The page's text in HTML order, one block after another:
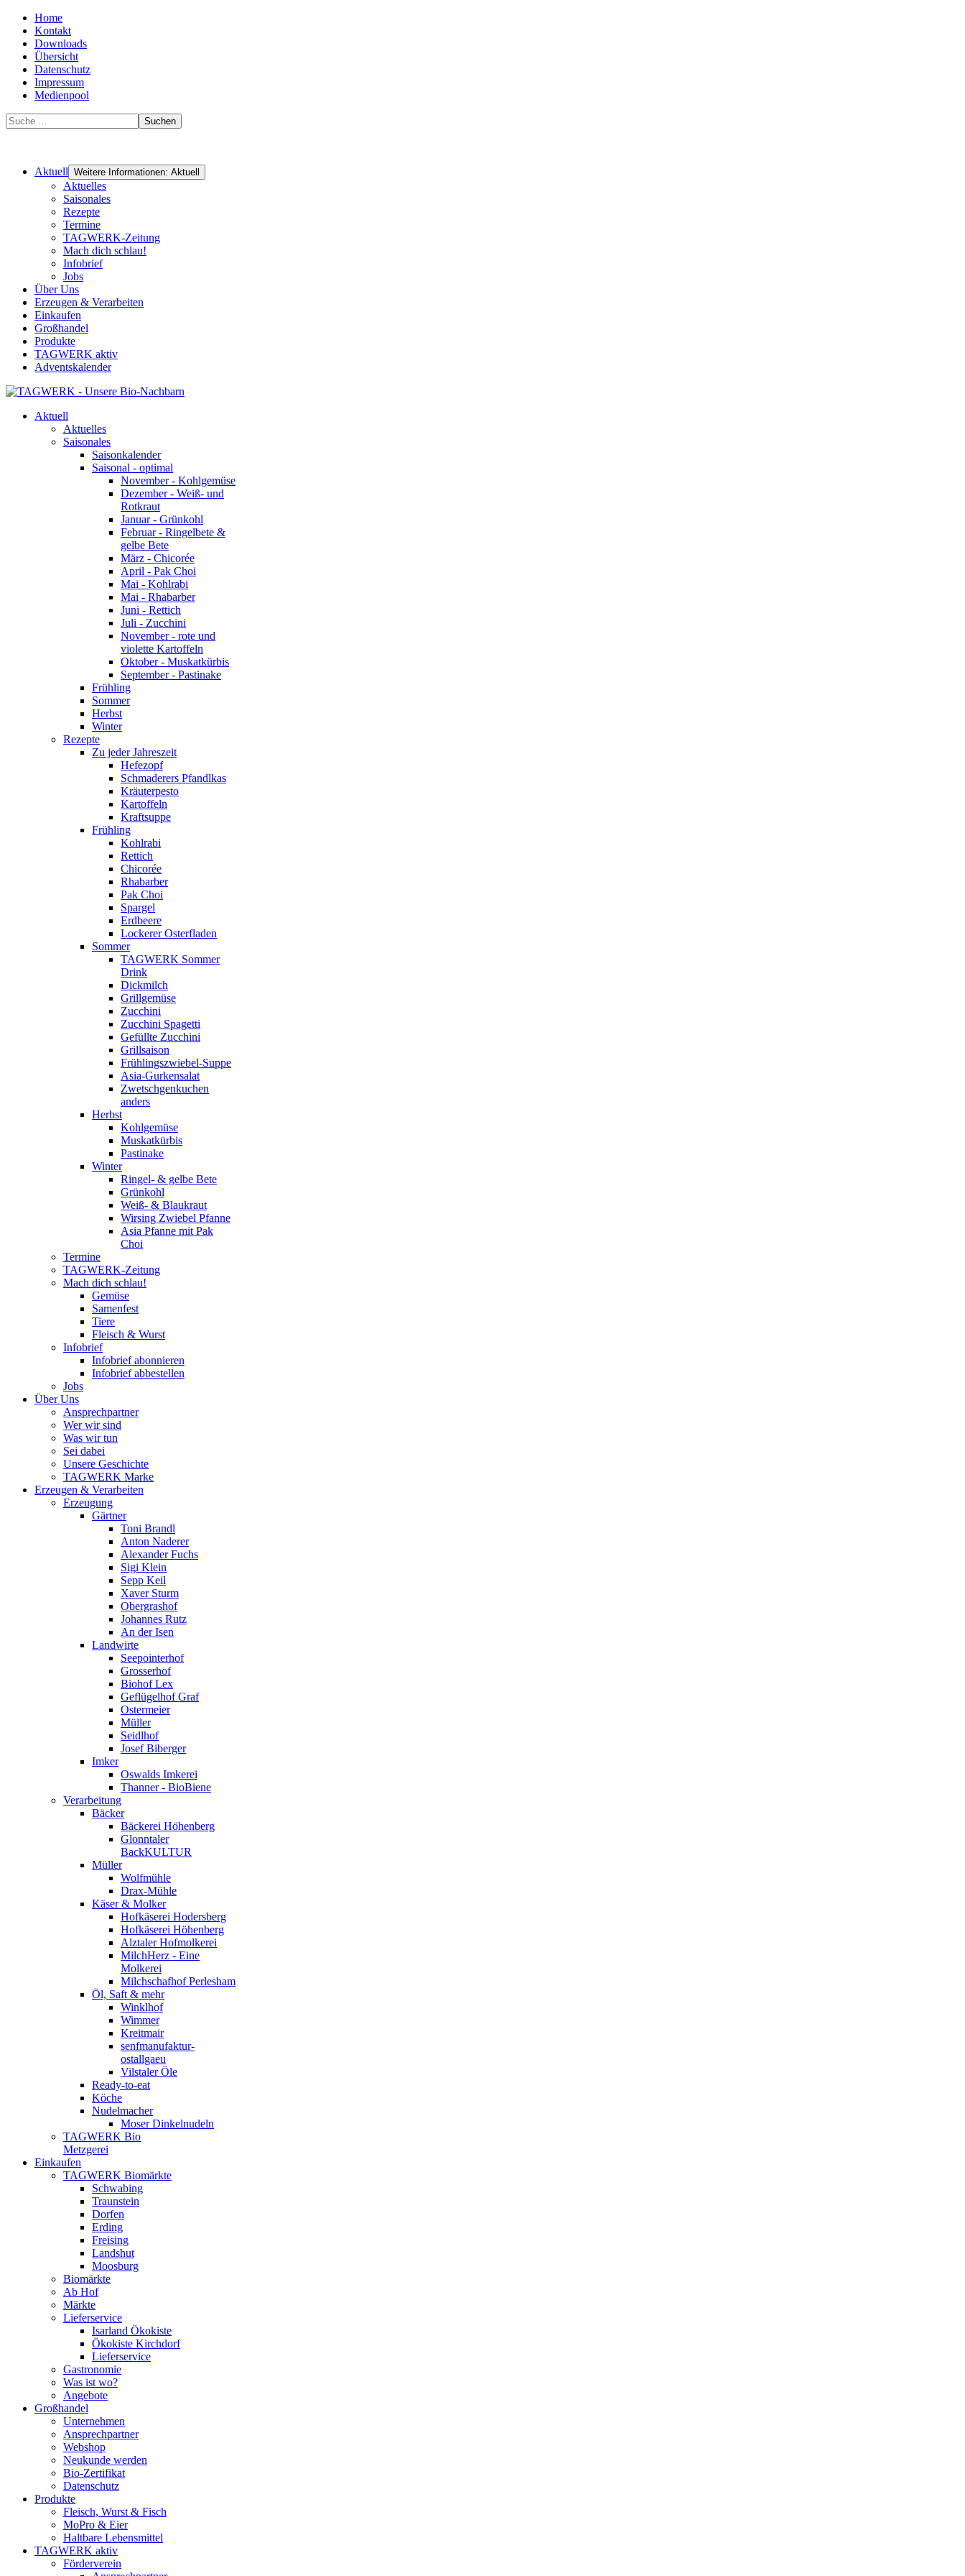
Home
Kontakt
Downloads
Übersicht
Datenschutz
Impressum
Medienpool
Suchen
Aktuell Weitere Informationen: Aktuell
Aktuelles
Saisonales
Rezepte
Termine
TAGWERK-Zeitung
Mach dich schlau!
Infobrief
Jobs
Über Uns
Erzeugen & Verarbeiten
Einkaufen
Großhandel
Produkte
TAGWERK aktiv
Adventskalender
Aktuell
Aktuelles
Saisonales
Saisonkalender
Saisonal - optimal
November - Kohlgemüse
Dezember - Weiß- und
Rotkraut
Januar - Grünkohl
Februar - Ringelbete &
gelbe Bete
März - Chicorée
April - Pak Choi
Mai - Kohlrabi
Mai - Rhabarber
Juni - Rettich
Juli - Zucchini
November - rote und
violette Kartoffeln
Oktober - Muskatkürbis
September - Pastinake
Frühling
Sommer
Herbst
Winter
Rezepte
Zu jeder Jahreszeit
Hefezopf
Schmaderers Pfandlkas
Kräuterpesto
Kartoffeln
Kraftsuppe
Frühling
Kohlrabi
Rettich
Chicorée
Rhabarber
Pak Choi
Spargel
Erdbeere
Lockerer Osterfladen
Sommer
TAGWERK Sommer
Drink
Dickmilch
Grillgemüse
Zucchini
Zucchini Spagetti
Gefüllte Zucchini
Grillsaison
Frühlingszwiebel-Suppe
Asia-Gurkensalat
Zwetschgenkuchen
anders
Herbst
Kohlgemüse
Muskatkürbis
Pastinake
Winter
Ringel- & gelbe Bete
Grünkohl
Weiß- & Blaukraut
Wirsing Zwiebel Pfanne
Asia Pfanne mit Pak
Choi
Termine
TAGWERK-Zeitung
Mach dich schlau!
Gemüse
Samenfest
Tiere
Fleisch & Wurst
Infobrief
Infobrief abonnieren
Infobrief abbestellen
Jobs
Über Uns
Ansprechpartner
Wer wir sind
Was wir tun
Sei dabei
Unsere Geschichte
TAGWERK Marke
Erzeugen & Verarbeiten
Erzeugung
Gärtner
Toni Brandl
Anton Naderer
Alexander Fuchs
Sigi Klein
Sepp Keil
Xaver Sturm
Obergrashof
Johannes Rutz
An der Isen
Landwirte
Seepointerhof
Grosserhof
Biohof Lex
Geflügelhof Graf
Ostermeier
Müller
Seidlhof
Josef Biberger
Imker
Oswalds Imkerei
Thanner - BioBiene
Verarbeitung
Bäcker
Bäckerei Höhenberg
Glonntaler
BackKULTUR
Müller
Wolfmühle
Drax-Mühle
Käser & Molker
Hofkäserei Hodersberg
Hofkäserei Höhenberg
Alztaler Hofmolkerei
MilchHerz - Eine
Molkerei
Milchschafhof Perlesham
Öl, Saft & mehr
Winklhof
Wimmer
Kreitmair
senfmanufaktur-
ostallgaeu
Vilstaler Öle
Ready-to-eat
Köche
Nudelmacher
Moser Dinkelnudeln
TAGWERK Bio
Metzgerei
Einkaufen
TAGWERK Biomärkte
Schwabing
Traunstein
Dorfen
Erding
Freising
Landshut
Moosburg
Biomärkte
Ab Hof
Märkte
Lieferservice
Isarland Ökokiste
Ökokiste Kirchdorf
Lieferservice
Gastronomie
Was ist wo?
Angebote
Großhandel
Unternehmen
Ansprechpartner
Webshop
Neukunde werden
Bio-Zertifikat
Datenschutz
Produkte
Fleisch, Wurst & Fisch
MoPro & Eier
Haltbare Lebensmittel
TAGWERK aktiv
Förderverein